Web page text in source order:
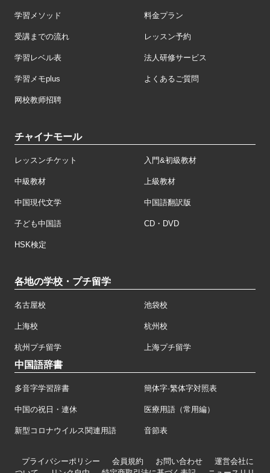
学習メソッド 料金プラン
受講までの流れ レッスン予約
学習レベル表 法人研修サービス
学習メモplus よくあるご質問
网校教师招聘
チャイナモール
レッスンチケット 入門&初級教材
中級教材 上級教材
中国現代文学 中国語翻訳版
子ども中国語 CD・DVD
HSK検定
各地の学校・プチ留学
名古屋校 池袋校
上海校 杭州校
杭州プチ留学 上海プチ留学
中国語辞書
多音字学習辞書 簡体字·繁体字対照表
中国の祝日・連休 医療用語（常用編）
新型コロナウイルス関連用語 音節表
プライバシーポリシー 会員規約 お問い合わせ
運営会社に